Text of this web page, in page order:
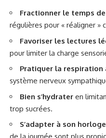
Fractionner le temps
régulières pour « réaligner »
Favoriser les lectures
pour limiter la charge
Pratiquer la respiration
système nerveux
Bien s’hydrater en
trop sucrées.
S’adapter à son